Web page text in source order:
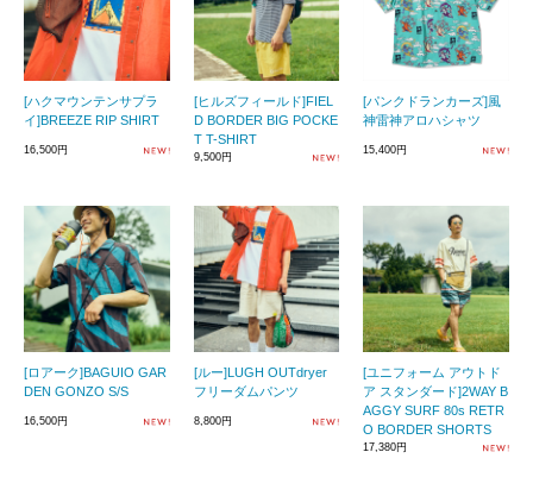
[ハクマウンテンサプラ
イ]BREEZE RIP SHIRT
16,500円
[ヒルズフィールド]FIEL
D BORDER BIG POCKE
T T-SHIRT
9,500円
[パンクドランカーズ]風
神雷神アロハシャツ
15,400円
[ロアーク]BAGUIO GAR
DEN GONZO S/S
16,500円
[ルー]LUGH OUTdryer
フリーダムパンツ
8,800円
[ユニフォーム アウトド
ア スタンダード]2WAY B
AGGY SURF 80s RETR
O BORDER SHORTS
17,380円